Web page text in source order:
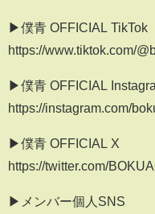
▶僕青 OFFICIAL TikTok
https://www.tiktok.com/
▶僕青 OFFICIAL
https://instagram.com/
▶僕青 OFFICIAL X
https://twitter.com/
▶メンバー個人SNS